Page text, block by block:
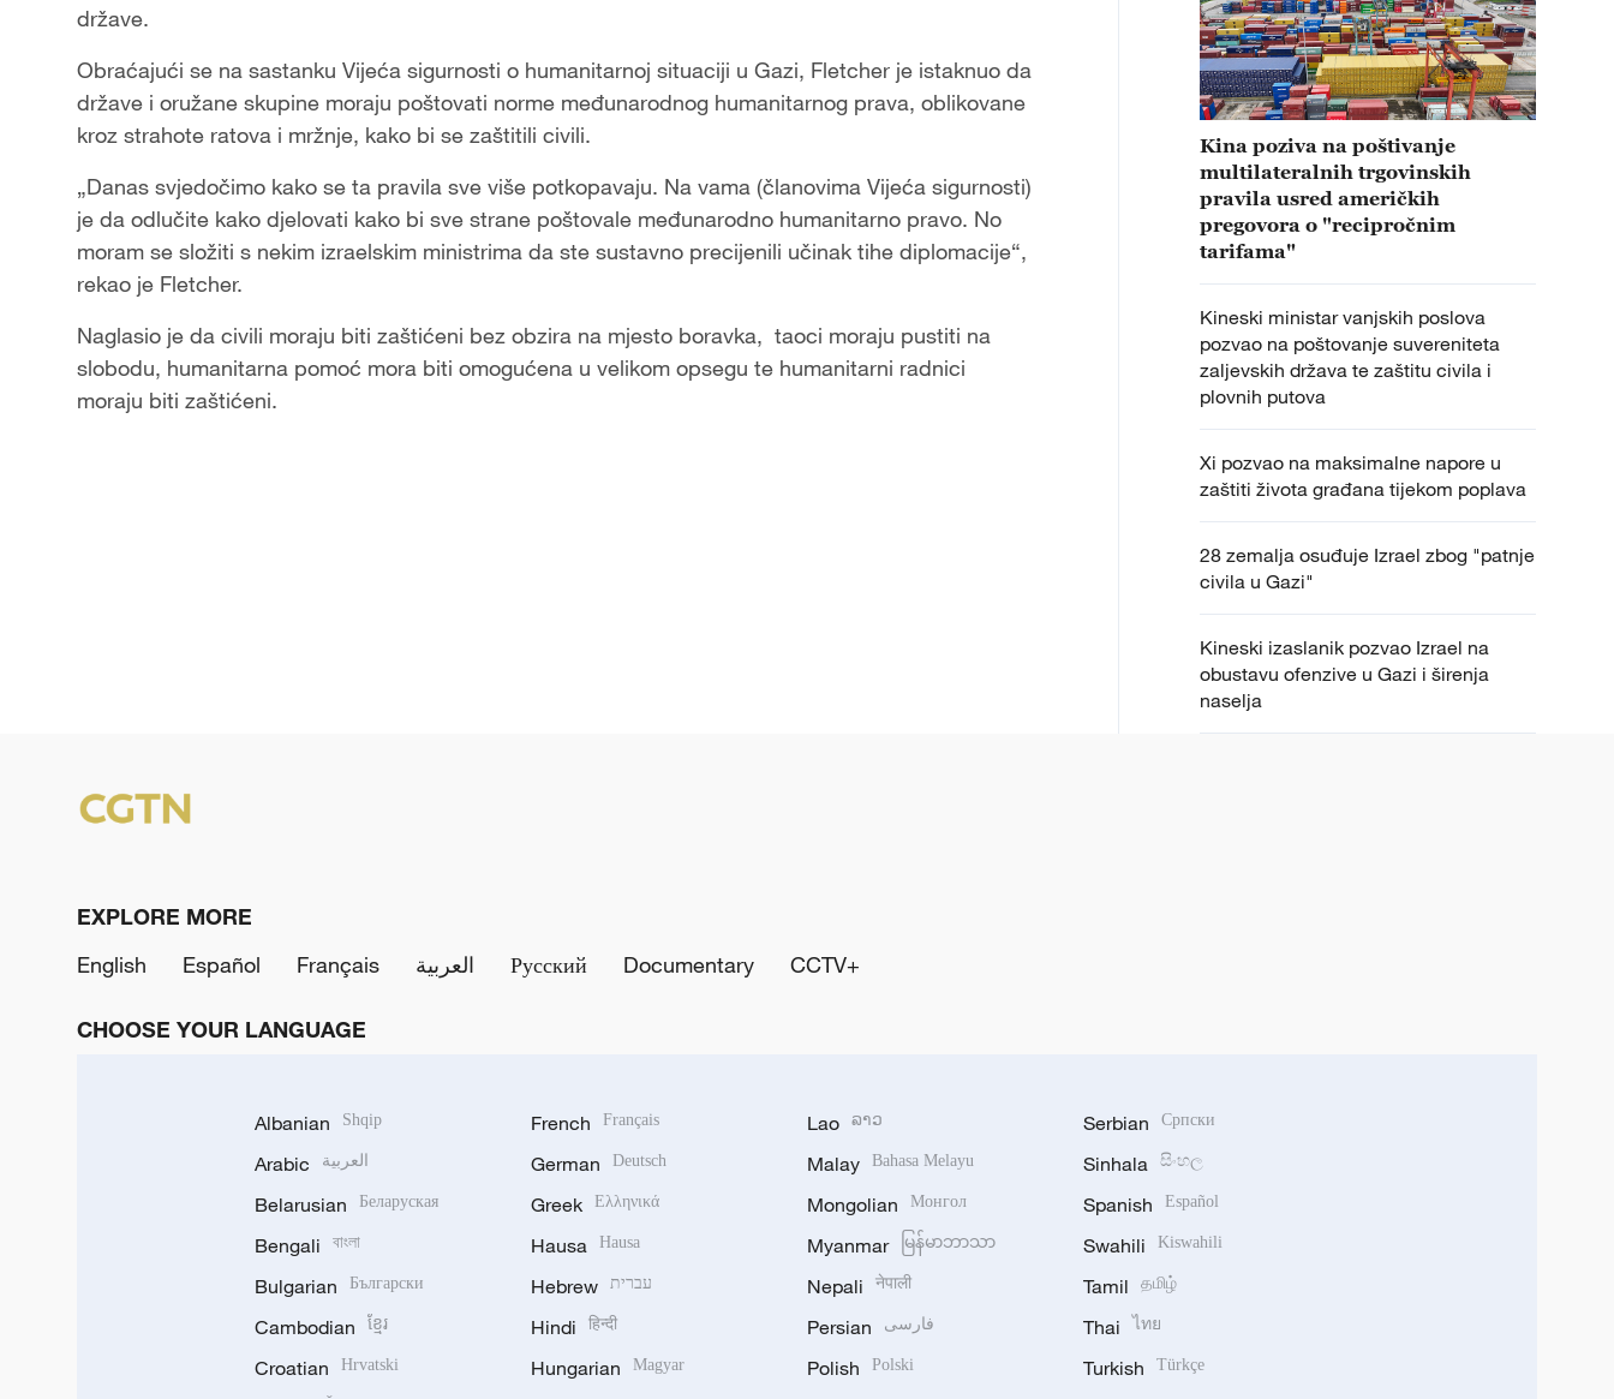
države.
Obraćajući se na sastanku Vijeća sigurnosti o humanitarnoj situaciji u Gazi, Fletcher je istaknuo da
države i oružane skupine moraju poštovati norme međunarodnog humanitarnog prava, oblikovane
kroz strahote ratova i mržnje, kako bi se zaštitili civili.
„Danas svjedočimo kako se ta pravila sve više potkopavaju. Na vama (članovima Vijeća sigurnosti)
je da odlučite kako djelovati kako bi sve strane poštovale međunarodno humanitarno pravo. No
moram se složiti s nekim izraelskim ministrima da ste sustavno precijenili učinak tihe diplomacije“,
rekao je Fletcher.
Naglasio je da civili moraju biti zaštićeni bez obzira na mjesto boravka, taoci moraju pustiti na
slobodu, humanitarna pomoć mora biti omogućena u velikom opsegu te humanitarni radnici
moraju biti zaštićeni.
Kina poziva na poštivanje
multilateralnih trgovinskih
pravila usred američkih
pregovora o "recipročnim
tarifama"
Kineski ministar vanjskih poslova
pozvao na poštovanje suvereniteta
zaljevskih država te zaštitu civila i
plovnih putova
Xi pozvao na maksimalne napore u
zaštiti života građana tijekom poplava
28 zemalja osuđuje Izrael zbog "patnje
civila u Gazi"
Kineski izaslanik pozvao Izrael na
obustavu ofenzive u Gazi i širenja
naselja
EXPLORE MORE
English
Español Français العربية Русский Documentary CCTV+
CHOOSE YOUR LANGUAGE
Albanian Shqip
Arabic العربية
Belarusian Беларуская
Bengali বাংলা
Bulgarian Български
Cambodian ខ្មែរ
Croatian Hrvatski
French Français
German Deutsch
Greek Ελληνικά
Hausa Hausa
Hebrew עברית
Hindi हिन्दी
Hungarian Magyar
Lao ລາວ
Malay Bahasa Melayu
Mongolian Монгол
Myanmar မြန်မာဘာသာ
Nepali नेपाली
Persian فارسی
Polish Polski
Serbian Српски
Sinhala සිංහල
Spanish Español
Swahili Kiswahili
Tamil தமிழ்
Thai ไทย
Turkish Türkçe